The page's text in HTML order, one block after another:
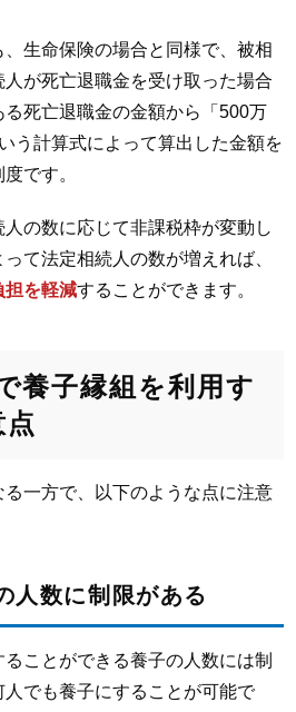
生命保険の場合と同様で、被相
が死亡退職金を受け取った場合
死亡退職金の金額から「500万
う計算式によって算出した金額を
です。
の数に応じて非課税枠が変動し
て法定相続人の数が増えれば、
担を軽減することができます。
養子縁組を利用す
一方で、以下のような点に注意
人数に制限がある
ことができる養子の人数には制
でも養子にすることが可能で